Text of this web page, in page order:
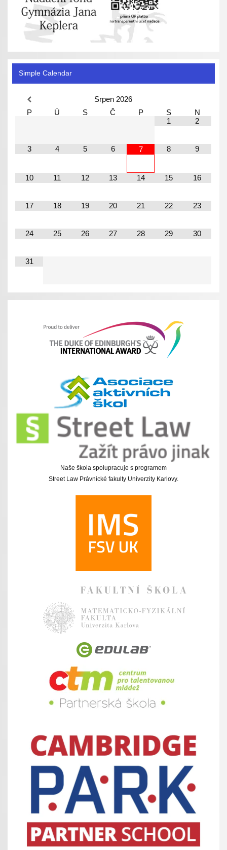
Simple Calendar
Srpen 2026
P
Ú S Č P S
N
1
2
3 4 5 6 7 8 9
10 11 12 13 14 15 16
17 18 19 20 21 22 23
24 25 26 27 28 29 30
31
Naše škola spolupracuje s programem
Street Law Právnické fakulty Univerzity Karlovy.